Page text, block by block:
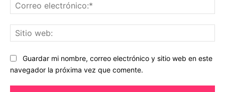
Guardar mi nombre, correo electrónico y sitio web en este
navegador la próxima vez que comente.